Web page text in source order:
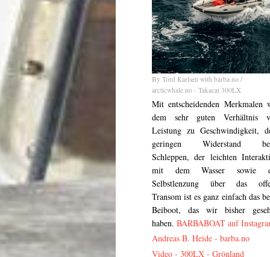
By Tord Karlsen with barba.no /
arcticwhale.no - Takacat 300LX
Mit entscheidenden Merkmalen
dem sehr guten Verhältnis
Leistung zu Geschwindigkeit,
geringen Widerstand
Schleppen, der leichten
mit dem Wasser sowie
Selbstlenzung über das
Transom ist es ganz einfach das
Beiboot, das wir bisher
haben. BARBABOAT auf
Andreas B. Heide - barba.no
Video - 300LX - Grönland